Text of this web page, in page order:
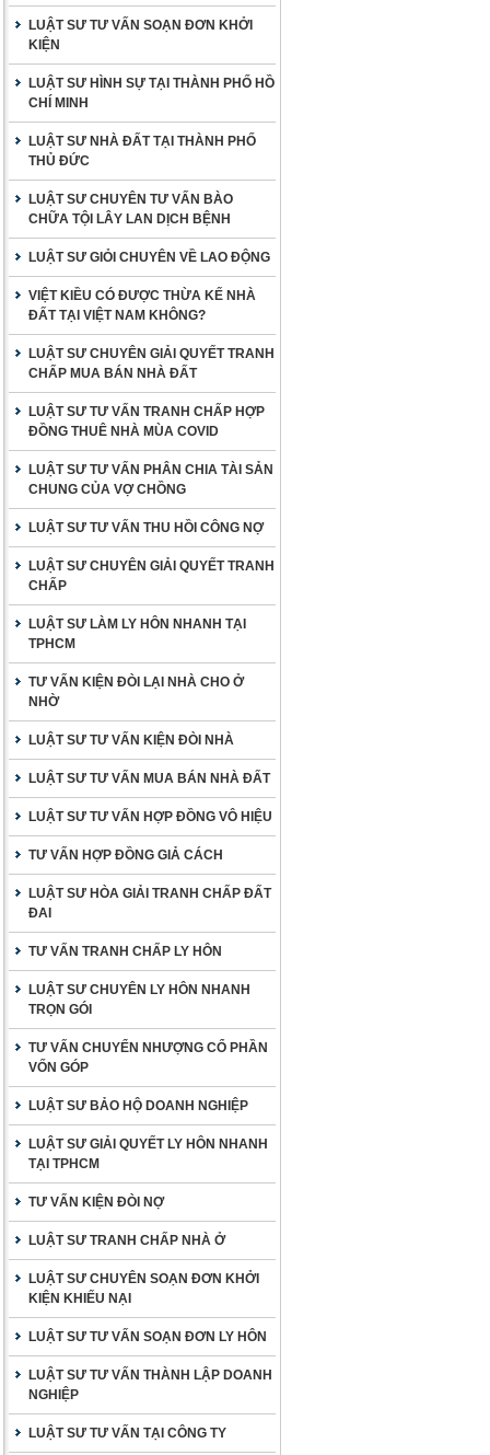
LUẬT SƯ TƯ VẤN SOẠN ĐƠN KHỞI
KIỆN
LUẬT SƯ HÌNH SỰ TẠI THÀNH PHỐ HỒ
CHÍ MINH
LUẬT SƯ NHÀ ĐẤT TẠI THÀNH PHỐ
THỦ ĐỨC
LUẬT SƯ CHUYÊN TƯ VẤN BÀO
CHỮA TỘI LÂY LAN DỊCH BỆNH
LUẬT SƯ GIỎI CHUYÊN VỀ LAO ĐỘNG
VIỆT KIỀU CÓ ĐƯỢC THỪA KẾ NHÀ
ĐẤT TẠI VIỆT NAM KHÔNG?
LUẬT SƯ CHUYÊN GIẢI QUYẾT TRANH
CHẤP MUA BÁN NHÀ ĐẤT
LUẬT SƯ TƯ VẤN TRANH CHẤP HỢP
ĐỒNG THUÊ NHÀ MÙA COVID
LUẬT SƯ TƯ VẤN PHÂN CHIA TÀI SẢN
CHUNG CỦA VỢ CHỒNG
LUẬT SƯ TƯ VẤN THU HỒI CÔNG NỢ
LUẬT SƯ CHUYÊN GIẢI QUYẾT TRANH
CHẤP
LUẬT SƯ LÀM LY HÔN NHANH TẠI
TPHCM
TƯ VẤN KIỆN ĐÒI LẠI NHÀ CHO Ở
NHỜ
LUẬT SƯ TƯ VẤN KIỆN ĐÒI NHÀ
LUẬT SƯ TƯ VẤN MUA BÁN NHÀ ĐẤT
LUẬT SƯ TƯ VẤN HỢP ĐỒNG VÔ HIỆU
TƯ VẤN HỢP ĐỒNG GIẢ CÁCH
LUẬT SƯ HÒA GIẢI TRANH CHẤP ĐẤT
ĐAI
TƯ VẤN TRANH CHẤP LY HÔN
LUẬT SƯ CHUYÊN LY HÔN NHANH
TRỌN GÓI
TƯ VẤN CHUYỂN NHƯỢNG CỔ PHẦN
VỐN GÓP
LUẬT SƯ BẢO HỘ DOANH NGHIỆP
LUẬT SƯ GIẢI QUYẾT LY HÔN NHANH
TẠI TPHCM
TƯ VẤN KIỆN ĐÒI NỢ
LUẬT SƯ TRANH CHẤP NHÀ Ở
LUẬT SƯ CHUYÊN SOẠN ĐƠN KHỞI
KIỆN KHIẾU NẠI
LUẬT SƯ TƯ VẤN SOẠN ĐƠN LY HÔN
LUẬT SƯ TƯ VẤN THÀNH LẬP DOANH
NGHIỆP
LUẬT SƯ TƯ VẤN TẠI CÔNG TY